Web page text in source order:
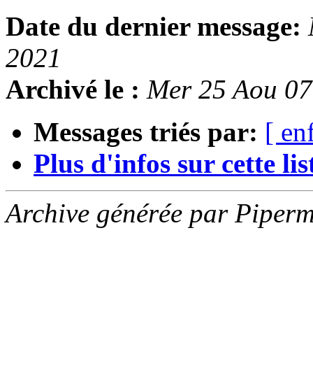
Date du dernier message:
2021
Archivé le : Mer 25 Aou
Messages triés par: [
Plus d'infos sur cette
Archive générée par